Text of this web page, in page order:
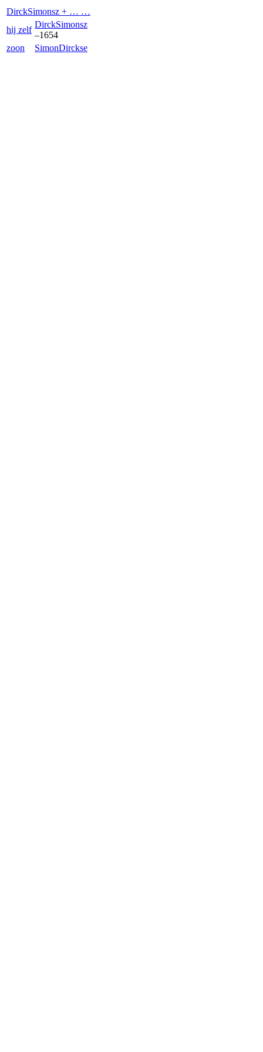
DirckSimonsz + … …
hij zelf
DirckSimonsz
–1654
zoon
SimonDirckse